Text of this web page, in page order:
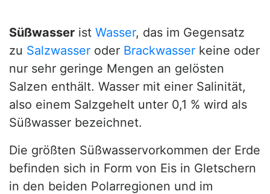
Süßwasser ist Wasser, das im Gegensatz
zu Salzwasser oder Brackwasser keine oder
nur sehr geringe Mengen an gelösten
Salzen enthält. Wasser mit einer Salinität,
also einem Salzgehelt unter 0,1 % wird als
Süßwasser bezeichnet.
Die größten Süßwasservorkommen der Erde
befinden sich in Form von Eis in Gletschern
in den beiden Polarregionen und im